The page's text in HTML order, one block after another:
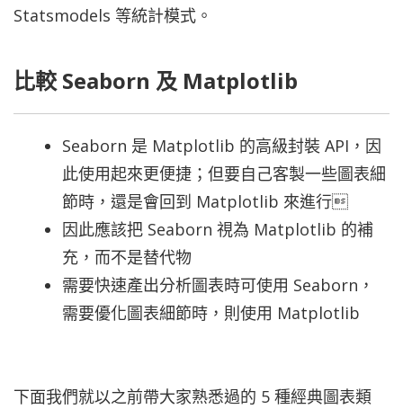
Statsmodels 等統計模式。
比較 Seaborn 及 Matplotlib
Seaborn 是 Matplotlib 的高級封裝 API，因
此使用起來更便捷；但要自己客製一些圖表細
節時，還是會回到 Matplotlib 來進行
因此應該把 Seaborn 視為 Matplotlib 的補
充，而不是替代物
需要快速產出分析圖表時可使用 Seaborn，
需要優化圖表細節時，則使用 Matplotlib
下面我們就以之前帶大家熟悉過的 5 種經典圖表類